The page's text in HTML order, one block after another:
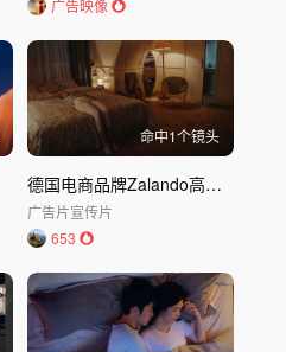
广告映像
命中1个镜头
德国电商品牌Zalando高审美创意广告As you dream it
广告片宣传片
653